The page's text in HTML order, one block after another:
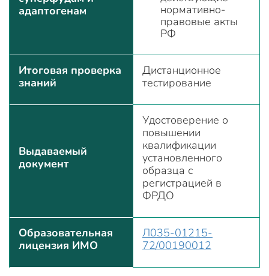
адаптогенам
нормативно-
правовые акты
РФ
Итоговая проверка
знаний
Дистанционное
тестирование
Выдаваемый
документ
Удостоверение о
повышении
квалификации
установленного
образца с
регистрацией в
ФРДО
Образовательная
лицензия ИМО
Л035-01215-
72/00190012